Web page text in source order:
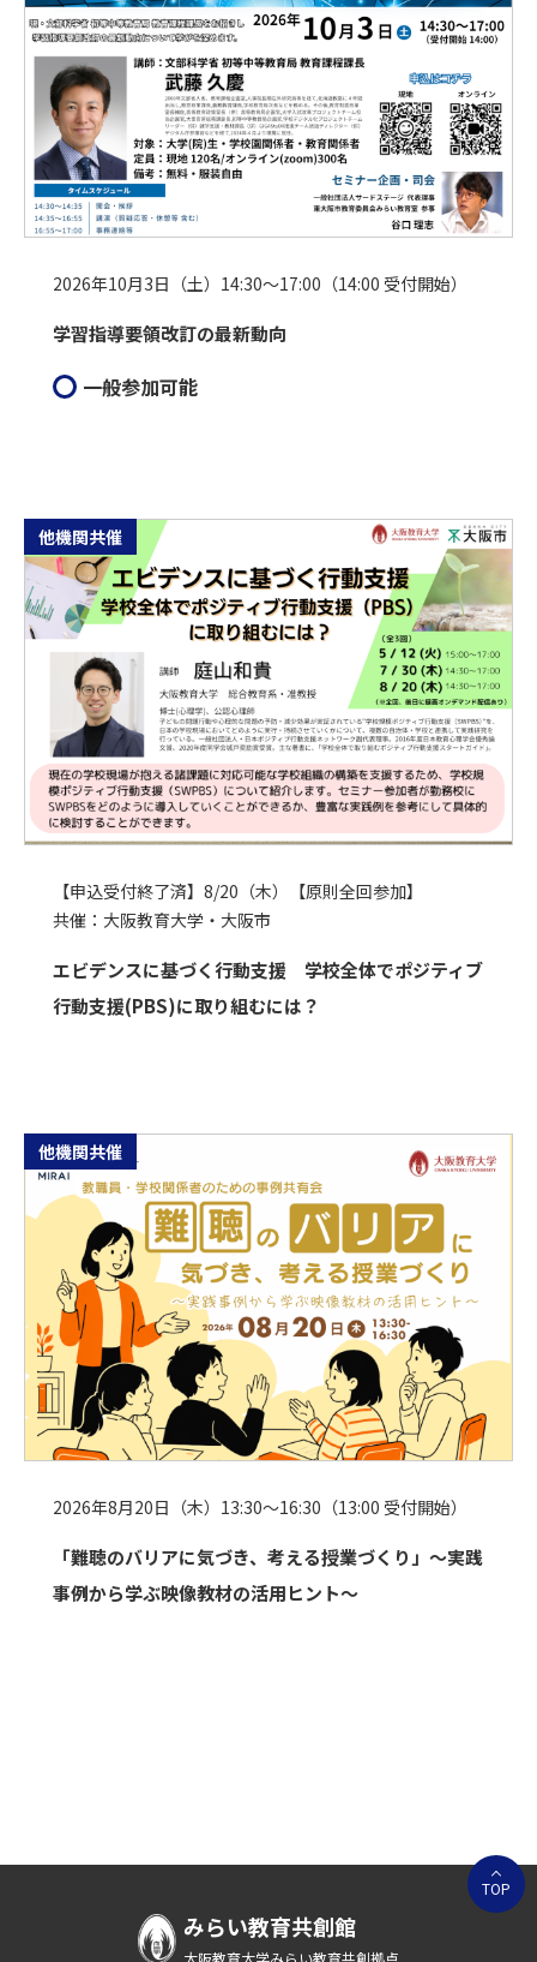
2026年10月3日（土）14:30～17:00（14:00 受付開始）
学習指導要領改訂の最新動向
一般参加可能
他機関共催
【申込受付終了済】8/20（木）【原則全回参加】
共催：大阪教育大学・大阪市
エビデンスに基づく行動支援 学校全体でポジティブ
行動支援(PBS)に取り組むには？
他機関共催
2026年8月20日（木）13:30～16:30（13:00 受付開始）
「難聴のバリアに気づき、考える授業づくり」〜実践
事例から学ぶ映像教材の活用ヒント〜
TOP
みらい教育共創館
大阪教育大学みらい教育共創拠点